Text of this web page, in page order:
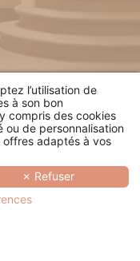
réservés.
.Cookies.
l’utilisation de
à son bon
compris des cookies
de personnalisation
adaptés à vos
✗ Refuser